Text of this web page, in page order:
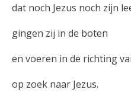
dat noch Jezus noch zijn
gingen zij in de boten
en voeren in de richting
op zoek naar Jezus.